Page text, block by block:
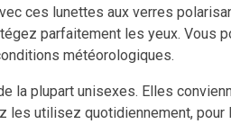
ces lunettes aux verres
parfaitement les yeux. Vous
météorologiques.
la plupart unisexes. Elles
les utilisez quotidiennement,